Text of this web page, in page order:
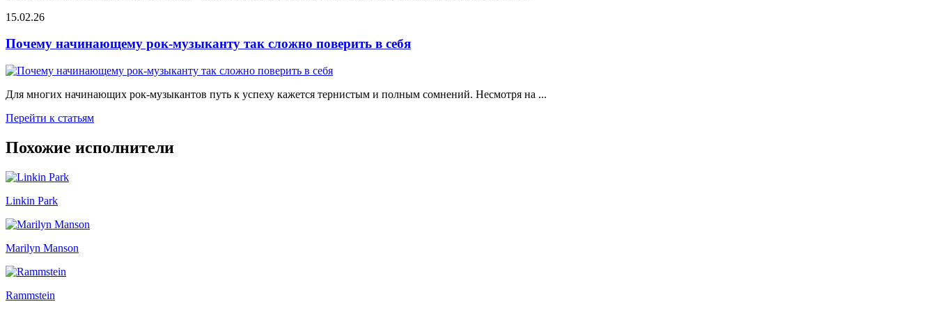
15.02.26
Почему начинающему рок-музыканту так сложно поверить в себя
Для многих начинающих рок-музыкантов путь к успеху кажется тернистым и полным сомнений. Несмотря на ...
Перейти к статьям
Похожие исполнители
Linkin Park
Marilyn Manson
Rammstein